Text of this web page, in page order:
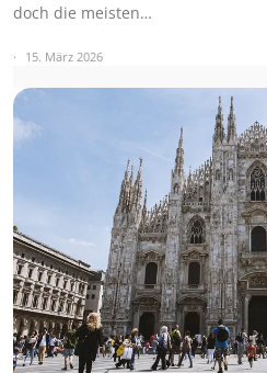
doch die meisten…
15. März 2026